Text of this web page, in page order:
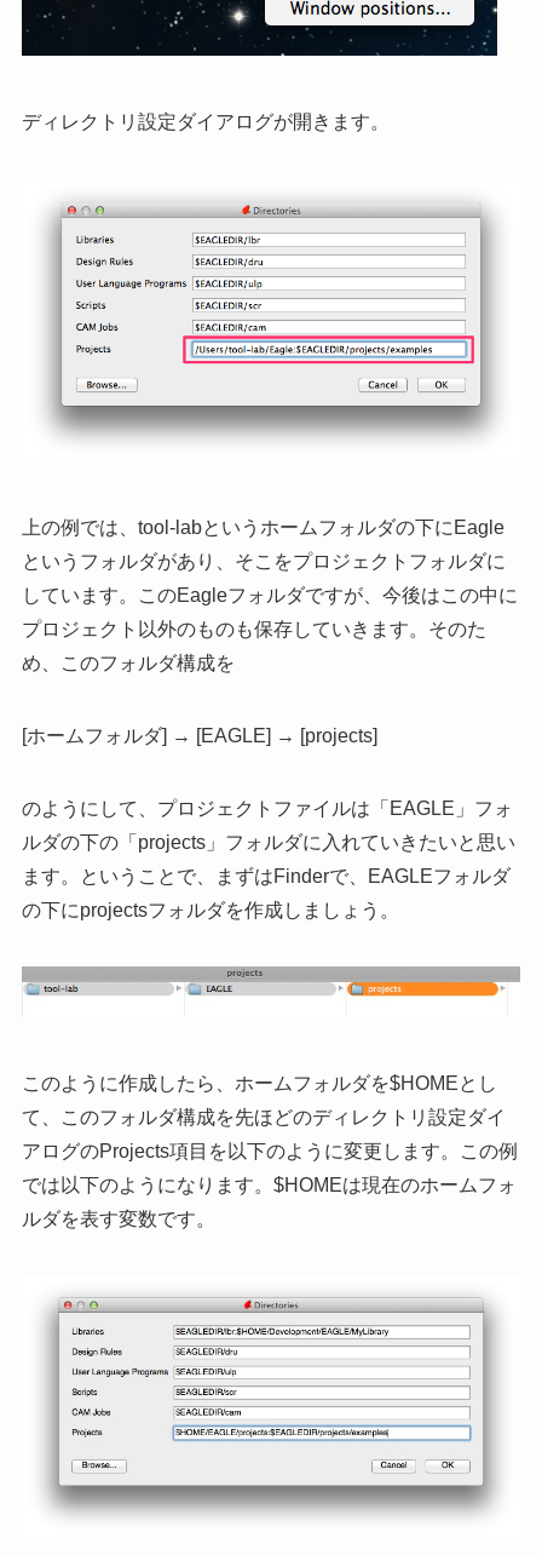
ディレクトリ設定ダイアログが開きます。
上の例では、tool-labというホームフォルダの下にEagle
というフォルダがあり、そこをプロジェクトフォルダに
しています。このEagleフォルダですが、今後はこの中に
プロジェクト以外のものも保存していきます。そのた
め、このフォルダ構成を
[ホームフォルダ] → [EAGLE] → [projects]
のようにして、プロジェクトファイルは「EAGLE」フォ
ルダの下の「projects」フォルダに入れていきたいと思い
ます。ということで、まずはFinderで、EAGLEフォルダ
の下にprojectsフォルダを作成しましょう。
このように作成したら、ホームフォルダを$HOMEとし
て、このフォルダ構成を先ほどのディレクトリ設定ダイ
アログのProjects項目を以下のように変更します。この例
では以下のようになります。$HOMEは現在のホームフォ
ルダを表す変数です。